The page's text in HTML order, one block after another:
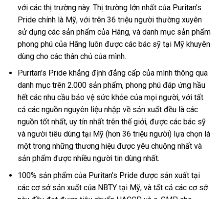
với các thị trường này. Thị trường lớn nhất của Puritan’s
Pride chính là Mỹ, với trên 36 triệu người thường xuyên
sử dụng các sản phẩm của Hãng, và danh mục sản phẩm
phong phú của Hãng luôn được các bác sỹ tại Mỹ khuyên
dùng cho các thân chủ của mình.
Puritan’s Pride khẳng định đẳng cấp của mình thông qua
danh mục trên 2.000 sản phẩm, phong phú đáp ứng hầu
hết các nhu cầu bảo vệ sức khỏe của mọi người, với tất
cả các nguồn nguyên liệu nhập về sản xuất đều là các
nguồn tốt nhất, uy tín nhất trên thế giới, được các bác sỹ
và người tiêu dùng tại Mỹ (hơn 36 triệu người) lựa chọn là
một trong những thương hiệu được yêu chuộng nhất và
sản phẩm được nhiều người tin dùng nhất.
100% sản phẩm của Puritan’s Pride được sản xuất tại
các cơ sở sản xuất của NBTY tại Mỹ, và tất cả các cơ sở